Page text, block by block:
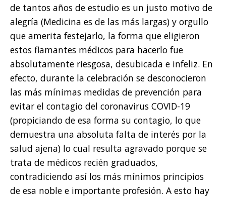
de tantos años de estudio es un justo motivo de
alegría (Medicina es de las más largas) y orgullo
que amerita festejarlo, la forma que eligieron
estos flamantes médicos para hacerlo fue
absolutamente riesgosa, desubicada e infeliz. En
efecto, durante la celebración se desconocieron
las más mínimas medidas de prevención para
evitar el contagio del coronavirus COVID-19
(propiciando de esa forma su contagio, lo que
demuestra una absoluta falta de interés por la
salud ajena) lo cual resulta agravado porque se
trata de médicos recién graduados,
contradiciendo así los más mínimos principios
de esa noble e importante profesión. A esto hay